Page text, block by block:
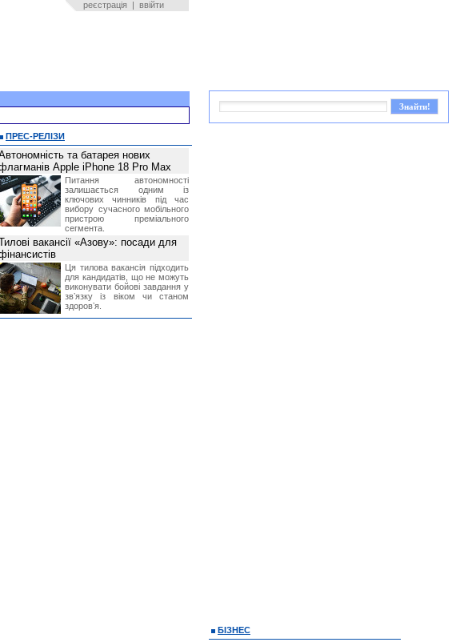
реєстрація | ввійти
ПРЕС-РЕЛІЗИ
та батарея нових
Apple iPhone 18 Pro Max
Питання автономності
залишається одним із
ключових чинників під час
вибору сучасного мобільного
пристрою преміального
сегмента.
вакансії «Азову»: посади для
Ця тилова вакансія підходить
для кандидатів, що не можуть
виконувати бойові завдання у
звʼязку із віком чи станом
здоровʼя.
БІЗНЕС